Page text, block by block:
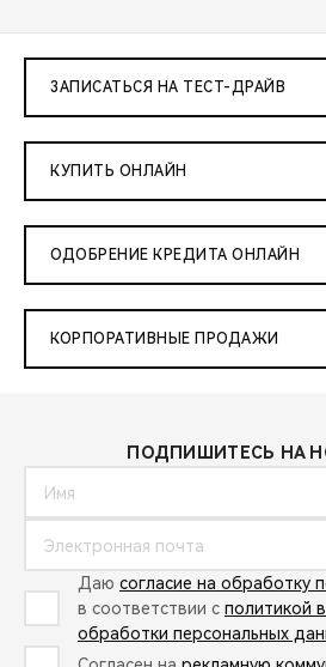
ЗАПИСАТЬСЯ НА ТЕСТ-ДРАЙВ
КУПИТЬ ОНЛАЙН
ОДОБРЕНИЕ КРЕДИТА ОНЛАЙН
КОРПОРАТИВНЫЕ ПРОДАЖИ
ПОДПИШИТЕСЬ НА
Даю согласие на обработку
в соответствии с политикой
обработки персональных